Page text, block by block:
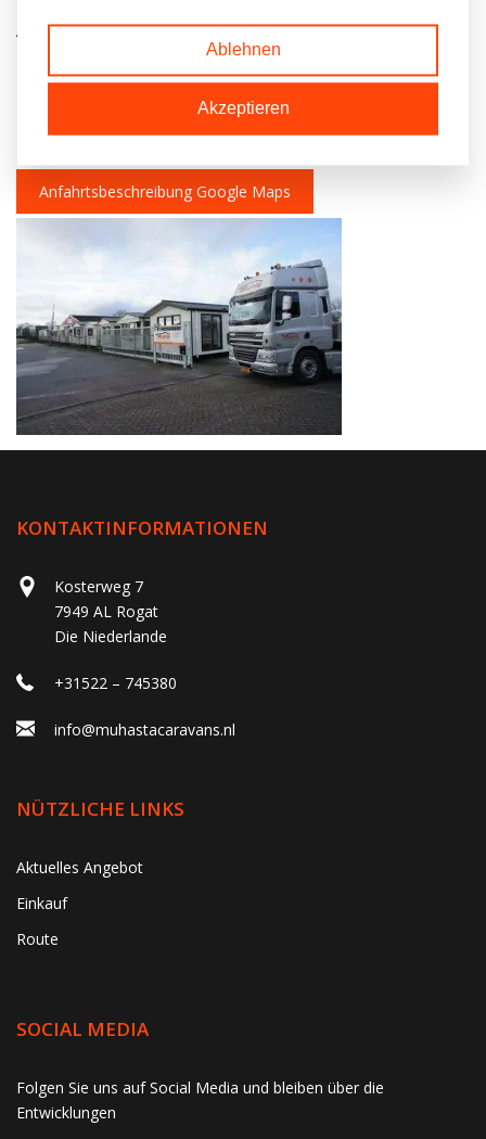
Anfahrtsbeschreibung – Aus Richtung Hoogeveen (A28)
Beim Kreisverkehr die erste Ausfahrt nehmen.
Anschließend in die zweite Straße rechts abbiegen, in den
Kosterweg.
Anfahrtsbeschreibung Google Maps
KONTAKTINFORMATIONEN
Kosterweg 7
7949 AL Rogat
Die Niederlande
+31522 – 745380
info@muhastacaravans.nl
NÜTZLICHE LINKS
Aktuelles Angebot
Einkauf
Route
SOCIAL MEDIA
Folgen Sie uns auf Social Media und bleiben über die
Entwicklungen
gtag('consent', 'update', function() { window.dataLayer =
window.dataLayer || []; window.dataLayer.push({ 'event':
Ablehnen
Akzeptieren